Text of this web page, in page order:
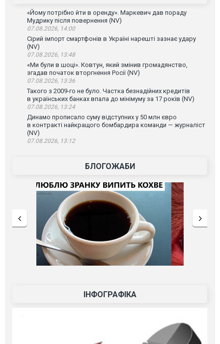
«Йому потрібно йти в оренду». Маркевич дав пораду
Мудрику після повернення (NV)
07.08.2026, 14:00
Сірий імпорт смартфонів в Україні нарешті зазнає удару
(NV)
07.08.2026, 13:48
«Ми були в шоці». Ковтун, який змінив громадянство,
згадав початок вторгнення Росії (NV)
07.08.2026, 13:36
Такого з 2009-го не було. Частка безнадійних кредитів
в українських банках впала до мінімуму за 17 років (NV)
07.08.2026, 13:24
Динамо прописало суму відступних у 50 млн євро
в контракті найкращого бомбардира команди — журналіст
(NV)
07.08.2026, 13:12
БЛОГОЖАБИ
ІНФОГРАФІКА